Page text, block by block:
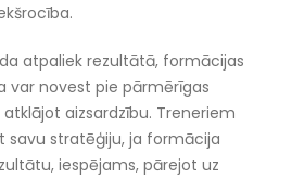
atpaliek rezultātā, formācijas
var novest pie pārmērīgas
aizsardzību. Treneriem
stratēģiju, ja formācija
iespējams, pārejot uz